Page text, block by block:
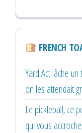
FRENCH
Yard Act lâche
on les attendait
Le pickleball, ce
qui vous